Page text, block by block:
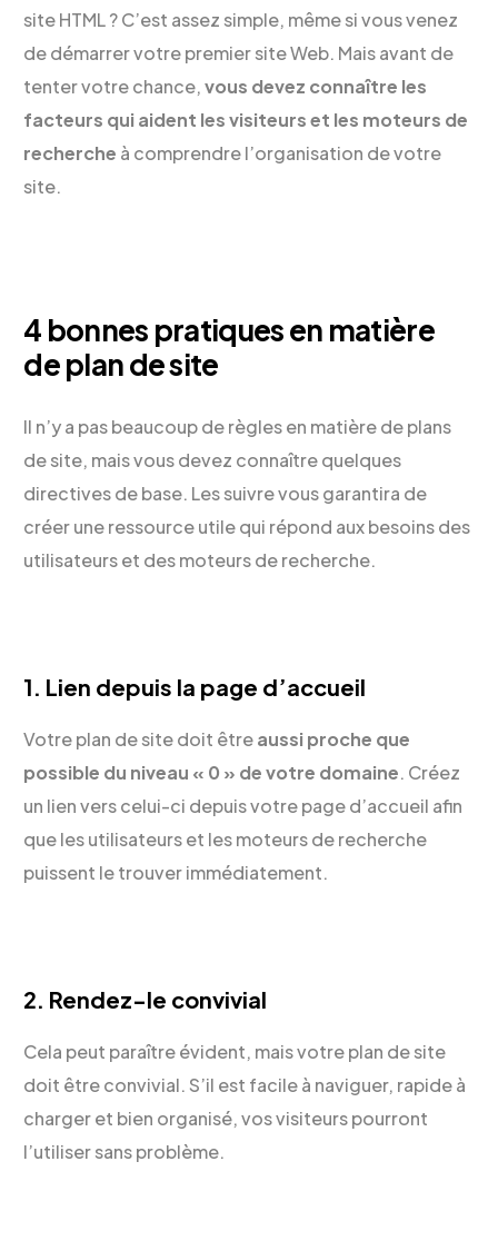
site HTML ? C’est assez simple, même si vous venez
de démarrer votre premier site Web. Mais avant de
tenter votre chance,vous devez connaître les
facteurs qui aident les visiteurs et les moteurs de
recherche à comprendre l’organisation de votre
site.
4 bonnes pratiques en matière
de plan de site
Il n’y a pas beaucoup de règles en matière de plans
de site, mais vous devez connaître quelques
directives de base. Les suivre vous garantira de
créer une ressource utile qui répond aux besoins des
utilisateurs et des moteurs de recherche.
1. Lien depuis la page d’accueil
Votre plan de site doit êtreaussi proche que
possible du niveau « 0 » de votre domaine. Créez
un lien vers celui-ci depuis votre page d’accueil afin
que les utilisateurs et les moteurs de recherche
puissent le trouver immédiatement.
2. Rendez-le convivial
Cela peut paraître évident, mais votre plan de site
doit être convivial. S’il est facile à naviguer, rapide à
charger et bien organisé, vos visiteurs pourront
l’utiliser sans problème.